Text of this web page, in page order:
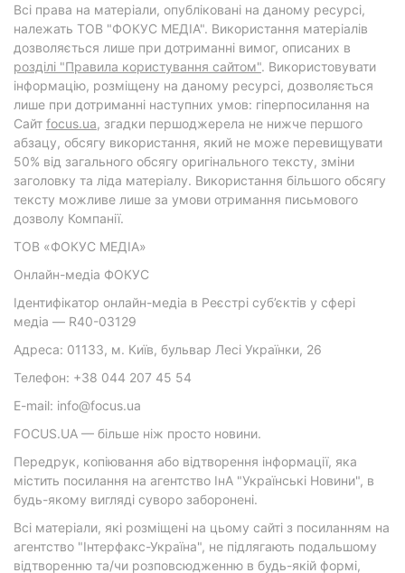
Всі права на матеріали, опубліковані на даному ресурсі,
належать ТОВ "ФОКУС МЕДІА". Використання матеріалів
дозволяється лише при дотриманні вимог, описаних в
розділі "Правила користування сайтом". Використовувати
інформацію, розміщену на даному ресурсі, дозволяється
лише при дотриманні наступних умов: гіперпосилання на
Cайт focus.ua, згадки першоджерела не нижче першого
абзацу, обсягу використання, який не може перевищувати
50% від загального обсягу оригінального тексту, зміни
заголовку та ліда матеріалу. Використання більшого обсягу
тексту можливе лише за умови отримання письмового
дозволу Компанії.
ТОВ «ФОКУС МЕДІА»
Онлайн-медіа ФОКУС
Ідентифікатор онлайн-медіа в Реєстрі суб’єктів у сфері
медіа — R40-03129
Адреса: 01133, м. Київ, бульвар Лесі Українки, 26
Телефон: +38 044 207 45 54
E-mail: info@focus.ua
FOCUS.UA — більше ніж просто новини.
Передрук, копіювання або відтворення інформації, яка
містить посилання на агентство ІнА "Українські Новини", в
будь-якому вигляді суворо заборонені.
Всі матеріали, які розміщені на цьому сайті з посиланням на
агентство "Інтерфакс-Україна", не підлягають подальшому
відтворенню та/чи розповсюдженню в будь-якій формі,